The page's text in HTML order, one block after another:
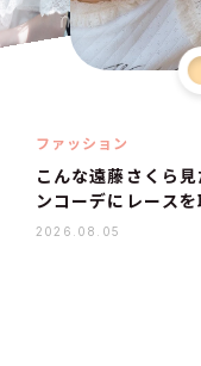
ファッション
こんな遠藤さくら
ンコーデにレース
2026.08.05